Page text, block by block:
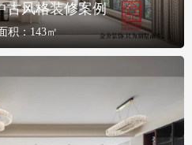
古风格装修案例
积：143㎡